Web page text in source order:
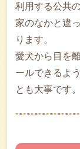
利用する公共
家のなかと違
ります。
愛犬から目を
ールできるよ
とも大事です。